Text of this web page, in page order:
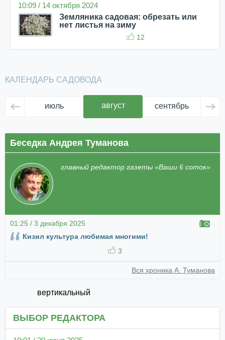
10:09 / 14 октября 2024
Земляника садовая: обрезать или
нет листья на зиму
12
КАЛЕНДАРЬ САДОВОДА
июль август сентябрь
Беседка Андрея Туманова
главный редактор газеты «Ваши 6 соток»
01:25 / 3 декабря 2025
Кизил культура любимая многими!
3
Вся хроника А. Туманова
вертикальный
ВЫБОР РЕДАКТОРА